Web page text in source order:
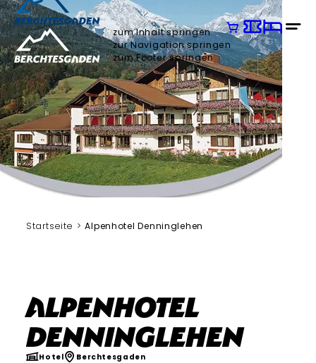
zum Inhalt springen
zur Navigation springen
zum Footer springen
Startseite Alpenhotel Denninglehen
Alpenhotel
Denninglehen
Hotel Berchtesgaden